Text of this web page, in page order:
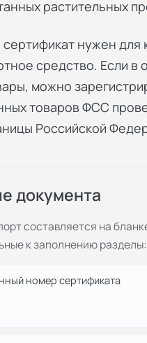
растительных
нужен для
средство. Если в
можно
товаров ФСС
Российской
документа
составляется на
к заполнению разделы:
номер сертификата